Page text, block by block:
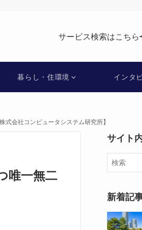
暮らし・住環境 インタ
サービス検索はこちら
式会社コンピュータシステム研究所】
唯一無二
サイト
新着記